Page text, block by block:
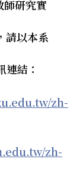
師研究實
請以本系
結：
zh-
zh-